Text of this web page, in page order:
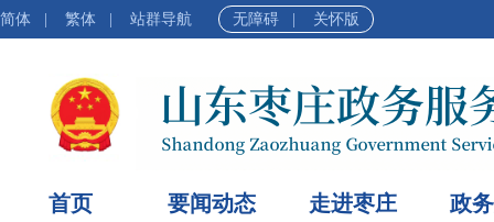
简体 繁体 站群导航 无障碍 关怀版
首页 要闻动态 走进枣庄 政